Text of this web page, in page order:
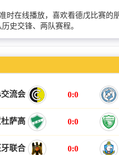
时在线播放，喜欢看德戊比赛
史交锋、两队赛程。
交流会 0:0
萨高 0:0
联合 0:0